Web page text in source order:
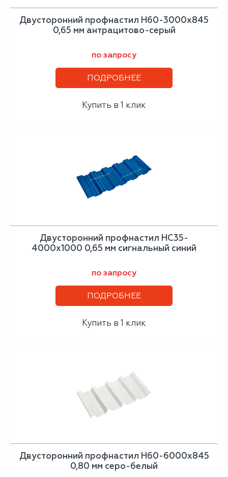
Двусторонний профнастил Н60-3000х845
0,65 мм антрацитово-серый
по запросу
ПОДРОБНЕЕ
Купить в 1 клик
Двусторонний профнастил НС35-
4000х1000 0,65 мм сигнальный синий
по запросу
ПОДРОБНЕЕ
Купить в 1 клик
Двусторонний профнастил Н60-6000х845
0,80 мм серо-белый